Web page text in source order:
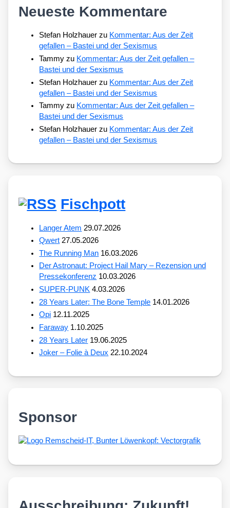
Neueste Kommentare
Stefan Holzhauer zu Kommentar: Aus der Zeit
gefallen – Bastei und der Sexismus
Tammy zu Kommentar: Aus der Zeit gefallen –
Bastei und der Sexismus
Stefan Holzhauer zu Kommentar: Aus der Zeit
gefallen – Bastei und der Sexismus
Tammy zu Kommentar: Aus der Zeit gefallen –
Bastei und der Sexismus
Stefan Holzhauer zu Kommentar: Aus der Zeit
gefallen – Bastei und der Sexismus
Fischpott
Langer Atem 29.07.2026
Qwert 27.05.2026
The Running Man 16.03.2026
Der Astronaut: Project Hail Mary – Rezension und
Pressekonferenz 10.03.2026
SUPER-PUNK 4.03.2026
28 Years Later: The Bone Temple 14.01.2026
Opi 12.11.2025
Faraway 1.10.2025
28 Years Later 19.06.2025
Joker – Folie à Deux 22.10.2024
Sponsor